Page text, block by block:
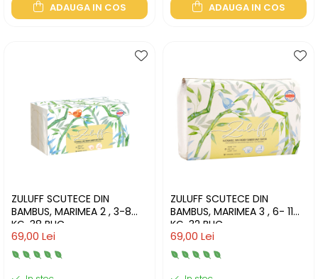
ADAUGA IN COS ADAUGA IN COS
ZULUFF SCUTECE DIN
BAMBUS, MARIMEA 2 , 3-8
KG, 38 BUC
69,00 Lei
ZULUFF SCUTECE DIN
BAMBUS, MARIMEA 3 , 6- 11
KG, 32 BUC
69,00 Lei